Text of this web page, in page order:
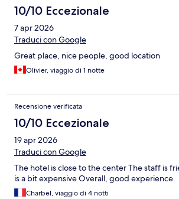
10/10 Eccezionale
7 apr 2026
Traduci con Google
Great place, nice people, good location
Olivier, viaggio di 1 notte
Recensione verificata
10/10 Eccezionale
19 apr 2026
Traduci con Google
The hotel is close to the center The staff is
is a bit expensive Overall, good experience
Charbel, viaggio di 4 notti